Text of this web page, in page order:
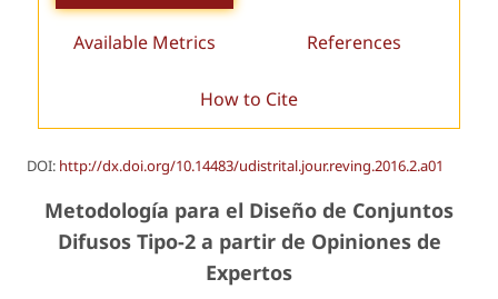
Available Metrics References
How to Cite
DOI: http://dx.doi.org/10.14483/udistrital.jour.reving.2016.2.a01
Metodología para el Diseño de Conjuntos
Difusos Tipo-2 a partir de Opiniones de
Expertos